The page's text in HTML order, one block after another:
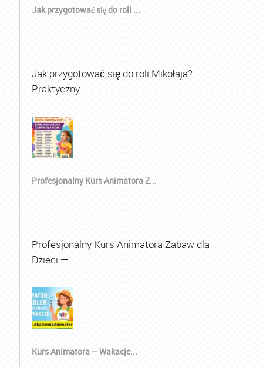
Jak przygotować się do roli ...
Jak przygotować się do roli Mikołaja?
Praktyczny …
Profesjonalny Kurs Animatora Z...
Profesjonalny Kurs Animatora Zabaw dla
Dzieci — …
Kurs Animatora – Wakacje...